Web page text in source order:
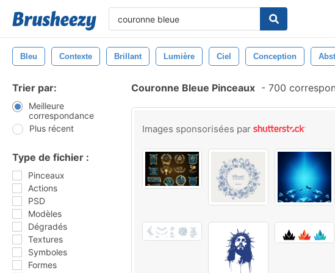
Bleu Contexte Brillant Lumière Ciel Conception
Trier par:
Meilleure
correspondance
Plus récent
Type de fichier :
Pinceaux
Actions
PSD
Modèles
Dégradés
Textures
Symboles
Formes
Couronne Bleue Pinceaux - 700
Images sponsorisées par